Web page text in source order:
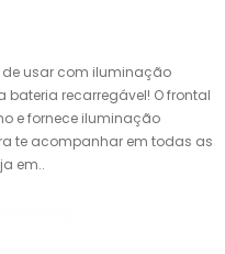
de usar com iluminação
bateria recarregável! O frontal
e fornece iluminação
te acompanhar em todas as
em..